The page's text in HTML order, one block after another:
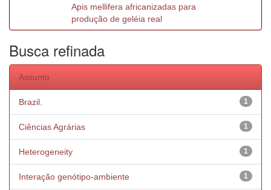
Apis mellifera africanizadas para
produção de geléia real
Busca refinada
Assunto
1
Brazil.
1
Ciências Agrárias
1
Heterogeneity
1
Interação genótipo-ambiente